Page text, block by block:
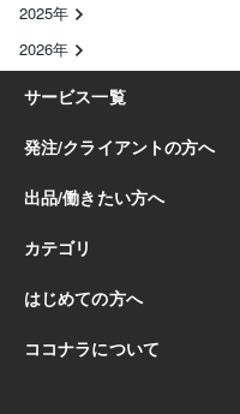
2025年
2026年